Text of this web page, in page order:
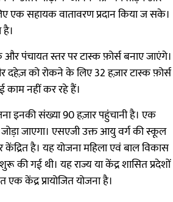
एक सहायक वातावरण प्रदान किया ज सके।
पंचायत स्तर पर टास्क फ़ोर्स बनाए जाएंगे।
दहेज़ को रोकने के लिए 32 हज़ार टास्क फ़ोर्स
काम नहीं कर रहे हैं।
इनकी संख्या 90 हज़ार पहुंचानी है। एक
जाएगा। एसएजी उक्त आयु वर्ग की स्कूल
केंद्रित है। यह योजना महिला एवं बाल विकास
की गई थी। यह राज्य या केंद्र शासित प्रदेशों
एक केंद्र प्रायोजित योजना है।